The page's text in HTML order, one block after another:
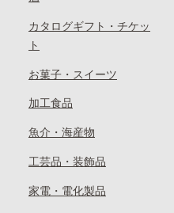
カタログギフト・チケッ
ト
お菓子・スイーツ
加工食品
魚介・海産物
工芸品・装飾品
家電・電化製品